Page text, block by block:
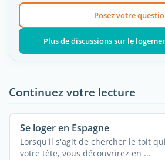
Posez votre
Plus de discussions sur le
Continuez votre lecture
Se loger en Espagne
Lorsqu'il s'agit de chercher le toit
votre tête, vous découvrirez en ...